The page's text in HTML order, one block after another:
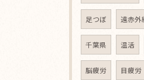
足つぼ 遠赤外
千葉県 温活
脳疲労 目疲労